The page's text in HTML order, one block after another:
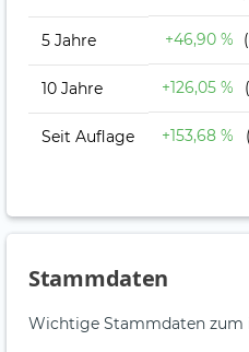
5 Jahre +46,90 %
10 Jahre +126,05 %
Seit Auflage +153,68 %
Stammdaten
Wichtige Stammdaten zum